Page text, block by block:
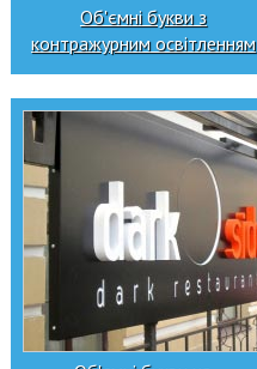
Об'ємні букви з
контражурним освітленням